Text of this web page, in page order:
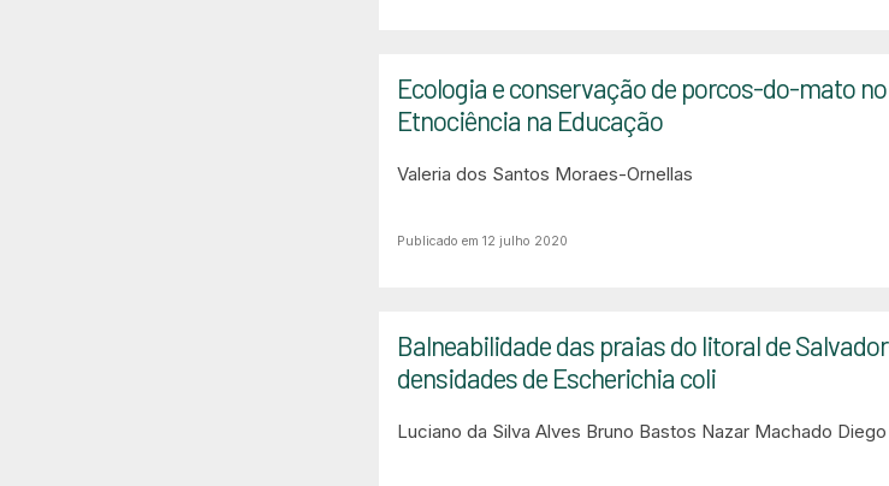
Ecologia e conservação de porcos-do-mato
Etnociência na Educação
Valeria dos Santos Moraes-Ornellas
Publicado em 12 julho 2020
Balneabilidade das praias do litoral de
densidades de Escherichia coli
Luciano da Silva Alves Bruno Bastos Nazar Machado